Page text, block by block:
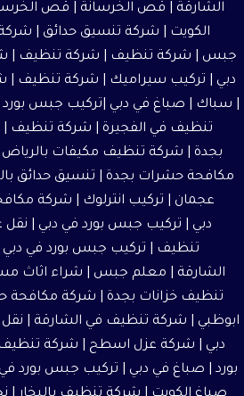
الشارقة
قص الخرسانة | قص
الكويت
شركة تنسيق حدائق
جبس
شركة تنظيف شركة تنظيف
دبي
تركيب سيراميك شركة تنظيف
| سباك | صباغ في دبي |تركيب جبس بورد |
تنظيف في الفجيرة
شركة تنظيف
بجدة
شركة تنظيف مكيفات بالرياض
مكافحة حشرات بجدة
تنسيق حدائق
عجمان | تركيب انترلوك | شركة
دبي | تركيب جبس بورد في دبي | نقل
تنظيف | تركيب جبس بورد في دبي |
الشارقة
معلم جبس شراء اثاث
تنظيف خزانات بجدة
شركة مكافحة
ابوظبي
شركة تنظيف في الشارقة
دبي | شركة عزل اسطح شركة تنظيف
بورد
صباغ في دبي | تركيب جبس بورد